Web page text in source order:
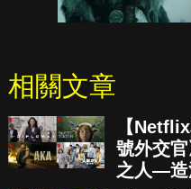
相關文章
【
號外交
之人—造